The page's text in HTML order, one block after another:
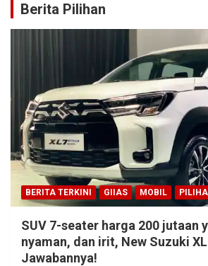
Berita Pilihan
BERITA TERKINI GIIAS MOBIL
SUV 7-seater harga 200 jutaan
nyaman, dan irit, New Suzuki
Jawabannya!